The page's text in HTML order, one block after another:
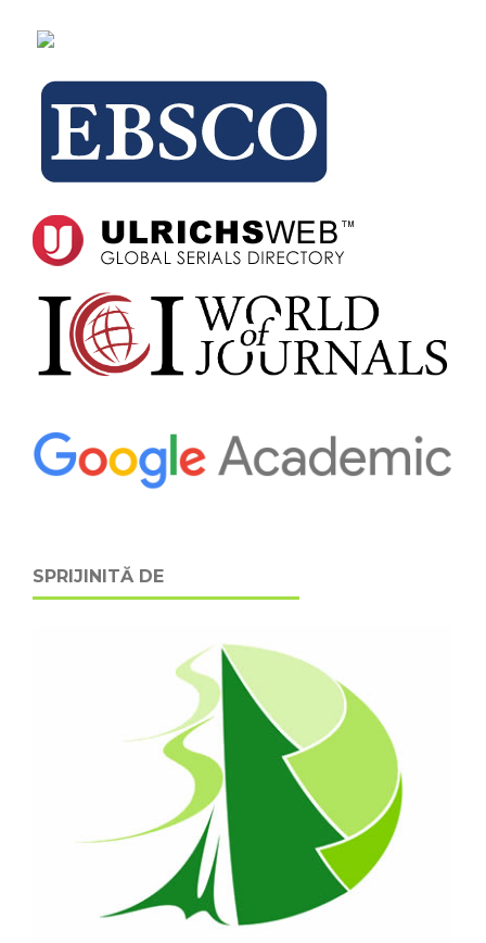
SPRIJINITĂ DE